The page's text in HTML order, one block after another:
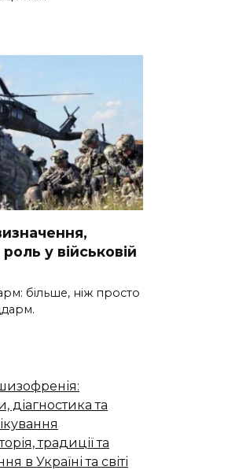
у військовій
більше, ніж просто
діагностика та
традиції та
в Україні та світі